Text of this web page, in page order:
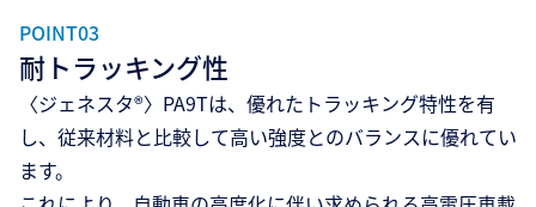
POINT03
耐トラッキング性
〈ジェネスタ®〉PA9Tは、優れたトラッキング特性を有
し、従来材料と比較して高い強度とのバランスに優れてい
ます。